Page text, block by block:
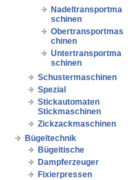
Nadeltransportma
schinen
Obertransportmas
chinen
Untertransportma
schinen
Schustermaschinen
Spezial
Stickautomaten
Stickmaschinen
Zickzackmaschinen
Bügeltechnik
Bügeltische
Dampferzeuger
Fixierpressen